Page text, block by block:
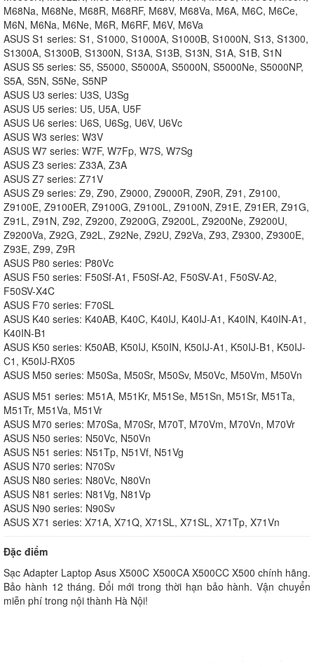
M68Na, M68Ne, M68R, M68RF, M68V, M68Va, M6A, M6C, M6Ce,
M6N, M6Na, M6Ne, M6R, M6RF, M6V, M6Va
ASUS S1 series: S1, S1000, S1000A, S1000B, S1000N, S13, S1300,
S1300A, S1300B, S1300N, S13A, S13B, S13N, S1A, S1B, S1N
ASUS S5 series: S5, S5000, S5000A, S5000N, S5000Ne, S5000NP,
S5A, S5N, S5Ne, S5NP
ASUS U3 series: U3S, U3Sg
ASUS U5 series: U5, U5A, U5F
ASUS U6 series: U6S, U6Sg, U6V, U6Vc
ASUS W3 series: W3V
ASUS W7 series: W7F, W7Fp, W7S, W7Sg
ASUS Z3 series: Z33A, Z3A
ASUS Z7 series: Z71V
ASUS Z9 series: Z9, Z90, Z9000, Z9000R, Z90R, Z91, Z9100,
Z9100E, Z9100ER, Z9100G, Z9100L, Z9100N, Z91E, Z91ER, Z91G,
Z91L, Z91N, Z92, Z9200, Z9200G, Z9200L, Z9200Ne, Z9200U,
Z9200Va, Z92G, Z92L, Z92Ne, Z92U, Z92Va, Z93, Z9300, Z9300E,
Z93E, Z99, Z9R
ASUS P80 series: P80Vc
ASUS F50 series: F50Sf-A1, F50Sf-A2, F50SV-A1, F50SV-A2,
F50SV-X4C
ASUS F70 series: F70SL
ASUS K40 series: K40AB, K40C, K40IJ, K40IJ-A1, K40IN, K40IN-A1,
K40IN-B1
ASUS K50 series: K50AB, K50IJ, K50IN, K50IJ-A1, K50IJ-B1, K50IJ-
C1, K50IJ-RX05
ASUS M50 series: M50Sa, M50Sr, M50Sv, M50Vc, M50Vm, M50Vn
ASUS M51 series: M51A, M51Kr, M51Se, M51Sn, M51Sr, M51Ta,
M51Tr, M51Va, M51Vr
ASUS M70 series: M70Sa, M70Sr, M70T, M70Vm, M70Vn, M70Vr
ASUS N50 series: N50Vc, N50Vn
ASUS N51 series: N51Tp, N51Vf, N51Vg
ASUS N70 series: N70Sv
ASUS N80 series: N80Vc, N80Vn
ASUS N81 series: N81Vg, N81Vp
ASUS N90 series: N90Sv
ASUS X71 series: X71A, X71Q, X71SL, X71SL, X71Tp, X71Vn
Đặc điểm
Sạc Adapter Laptop Asus X500C X500CA X500CC X500 chính hãng.
Bảo hành 12 tháng. Đổi mới trong thời hạn bảo hành. Vận chuyển
miễn phí trong nội thành Hà Nội!